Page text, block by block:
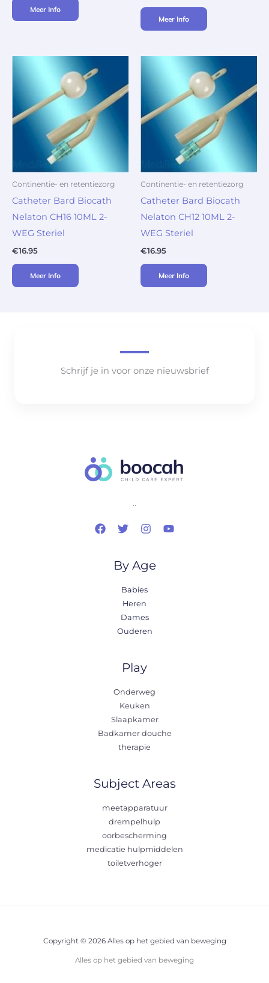
Meer Info
Meer Info
Continentie- en retentiezorg
Catheter Bard Biocath
Nelaton CH16 10ML 2-
WEG Steriel
€16.95
Meer Info
Continentie- en retentiezorg
Catheter Bard Biocath
Nelaton CH12 10ML 2-
WEG Steriel
€16.95
Meer Info
Schrijf je in voor onze nieuwsbrief
..
By Age
Babies
Heren
Dames
Ouderen
Play
Onderweg
Keuken
Slaapkamer
Badkamer douche
therapie
Subject Areas
meetapparatuur
drempelhulp
oorbescherming
medicatie hulpmiddelen
toiletverhoger
Copyright © 2026 Alles op het gebied van beweging
Alles op het gebied van beweging